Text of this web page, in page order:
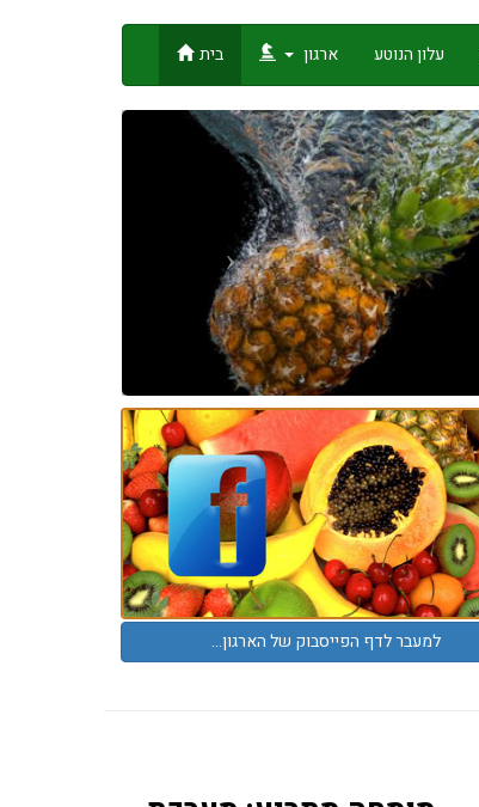
בית ארגון עלון הנוטע
Previous
למעבר לדף הפייסבוק של הארגון...